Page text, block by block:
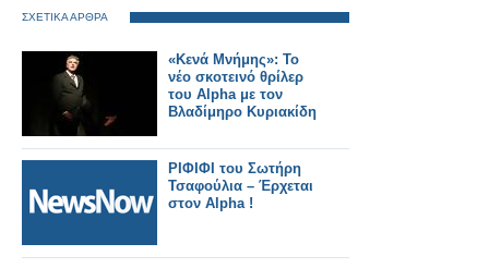
ΣΧΕΤΙΚΑ ΑΡΘΡΑ
«Κενά Μνήμης»: Το
νέο σκοτεινό θρίλερ
του Alpha με τον
Βλαδίμηρο Κυριακίδη
ΡΙΦΙΦΙ του Σωτήρη
Τσαφούλια – Έρχεται
στον Alpha !